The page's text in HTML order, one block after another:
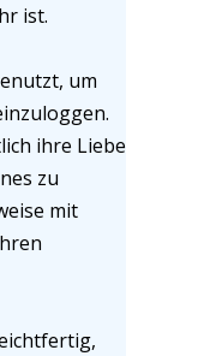
ist.
um
ihre Liebe
zu
mit